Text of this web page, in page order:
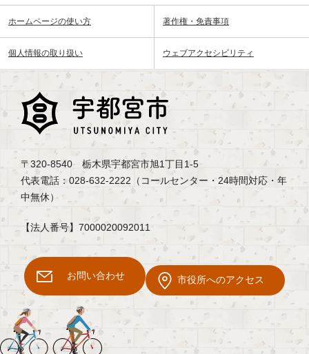
ホームページの使い方 著作権・免責事項
個人情報の取り扱い ウェブアクセシビリティ
〒320-8540 栃木県宇都宮市旭1丁目1-5
代表電話：028-632-2222（コールセンター・24時間対応・年
中無休）
【法人番号】7000020092011
お問い合わせ 市役所へのアクセス